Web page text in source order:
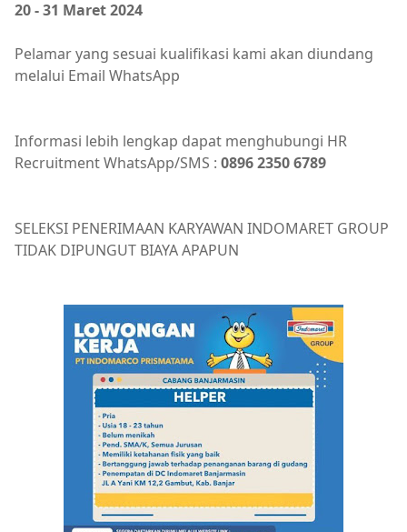
20 - 31 Maret 2024
Pelamar yang sesuai kualifikasi kami akan diundang
melalui Email WhatsApp
Informasi lebih lengkap dapat menghubungi HR
Recruitment WhatsApp/SMS : 0896 2350 6789
SELEKSI PENERIMAAN KARYAWAN INDOMARET GROUP
TIDAK DIPUNGUT BIAYA APAPUN